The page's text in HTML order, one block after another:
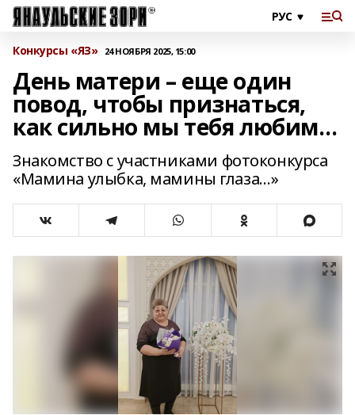
Конкурсы «ЯЗ» 24 НОЯБРЯ 2025, 15:00
День матери – еще один
повод, чтобы признаться,
как сильно мы тебя любим…
Знакомство с участниками фотоконкурса
«Мамина улыбка, мамины глаза…»